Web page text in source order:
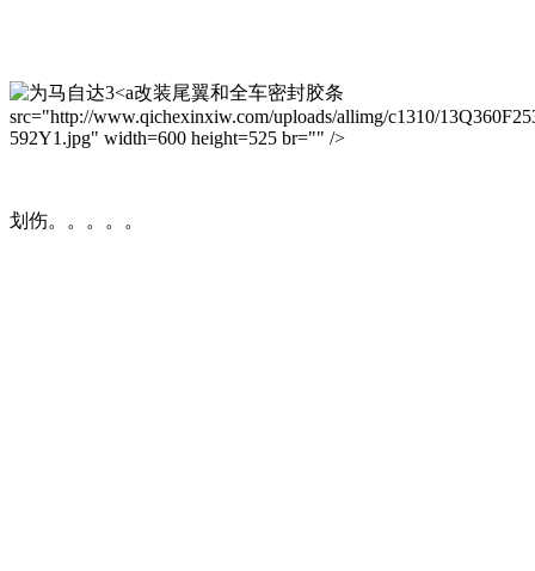
改装尾翼和全车密封胶条
src="http://www.qichexinxiw.com/uploads/allimg/c1310/
592Y1.jpg" width=600 height=525 br="" />
划伤。。。。。